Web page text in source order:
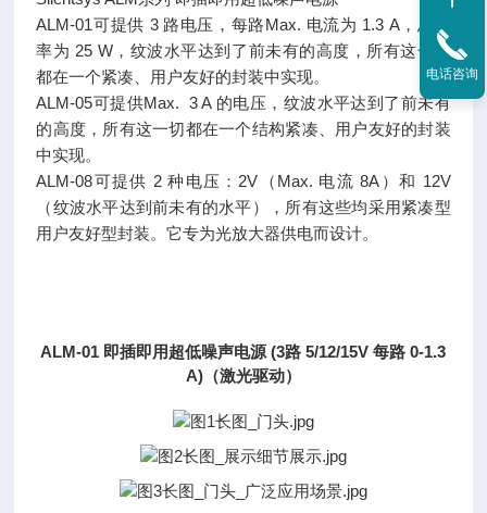
ALM-01可提供 3 路电压，每路Max. 电流为 1.3 A，总功
率为 25 W，纹波水平达到了前未有的高度，所有这一切
都在一个紧凑、用户友好的封装中实现。
ALM-05可提供Max. 3 A 的电压，纹波水平达到了前未有
的高度，所有这一切都在一个结构紧凑、用户友好的封装
中实现。
ALM-08可提供 2 种电压：2V（Max. 电流 8A）和 12V
（纹波水平达到前未有的水平），所有这些均采用紧凑型
用户友好型封装。它专为光放大器供电而设计。
ALM-01 即插即用超低噪声电源 (3路 5/12/15V 每路 0-1.3
A)（激光驱动）
电话咨询